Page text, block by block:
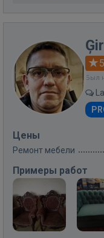
Был
Цены
Ремонт мебели
Примеры работ